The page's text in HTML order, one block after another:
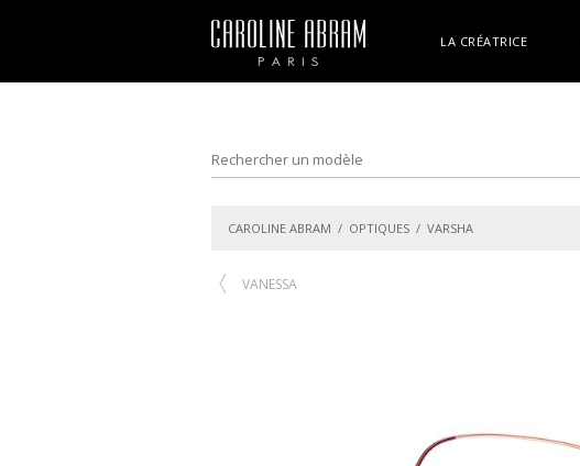
LA CRÉATRICE
CAROLINE ABRAM / OPTIQUES / VARSHA
VANESSA